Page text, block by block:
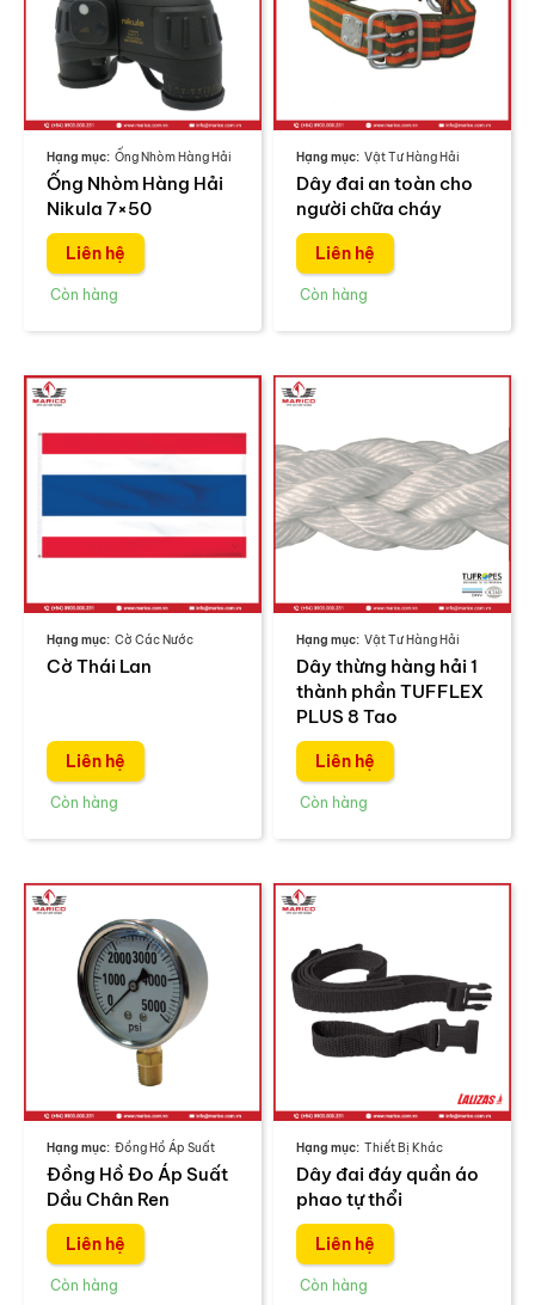
Ống Nhòm Hàng Hải
Ống Nhòm Hàng Hải
Nikula 7×50
Liên hệ
Vật Tư Hàng Hải
Dây đai an toàn cho
người chữa cháy
Liên hệ
Cờ Các Nước
Cờ Thái Lan
Liên hệ
Vật Tư Hàng Hải
Dây thừng hàng hải 1
thành phần TUFFLEX
PLUS 8 Tao
Liên hệ
Đồng Hồ Áp Suất
Đồng Hồ Đo Áp Suất
Dầu Chân Ren
Liên hệ
Thiết Bị Khác
Dây đai đáy quần áo
phao tự thổi
Liên hệ